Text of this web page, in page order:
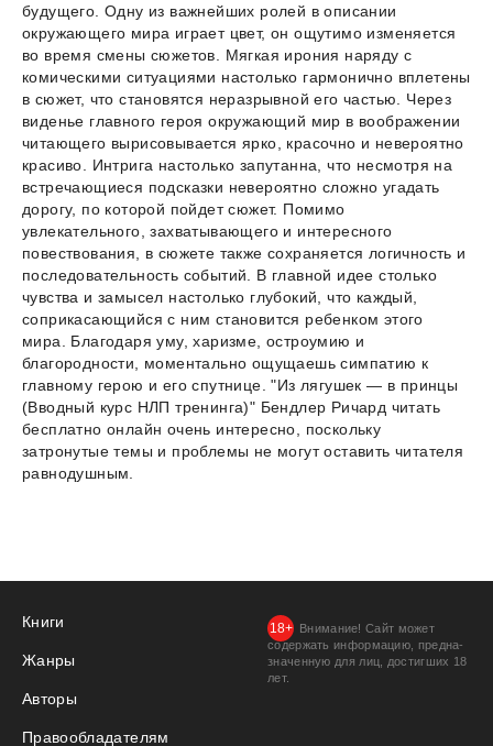
будущего. Одну из важнейших ролей в описании
окружающего мира играет цвет, он ощутимо изменяется
во время смены сюжетов. Мягкая ирония наряду с
комическими ситуациями настолько гармонично вплетены
в сюжет, что становятся неразрывной его частью. Через
виденье главного героя окружающий мир в воображении
читающего вырисовывается ярко, красочно и невероятно
красиво. Интрига настолько запутанна, что несмотря на
встречающиеся подсказки невероятно сложно угадать
дорогу, по которой пойдет сюжет. Помимо
увлекательного, захватывающего и интересного
повествования, в сюжете также сохраняется логичность и
последовательность событий. В главной идее столько
чувства и замысел настолько глубокий, что каждый,
соприкасающийся с ним становится ребенком этого
мира. Благодаря уму, харизме, остроумию и
благородности, моментально ощущаешь симпатию к
главному герою и его спутнице. "Из лягушек — в принцы
(Вводный курс НЛП тренинга)" Бендлер Ричард читать
бесплатно онлайн очень интересно, поскольку
затронутые темы и проблемы не могут оставить читателя
равнодушным.
Книги
Жанры
Авторы
Правообладателям
Внимание! Сайт может
содержать информацию, предна­
значенную для лиц, дости­гших 18
лет.